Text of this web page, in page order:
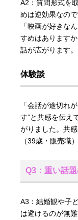
A2：質問形式を
めは逆効果なの
「映画が好きな
すめはあります
話が広がります。
体験談
「会話が途切れ
す”と共感を伝え
がりました。共
（39歳・販売職）
Q3：重い話
A3：結婚観や子
は避けるのが無